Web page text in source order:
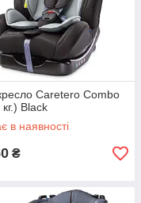
Caretero Combo
Black
в наявності
₴